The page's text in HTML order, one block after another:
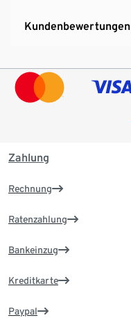
Kundenbewertungen
Zahlung
Rechnung
Ratenzahlung
Bankeinzug
Kreditkarte
Paypal